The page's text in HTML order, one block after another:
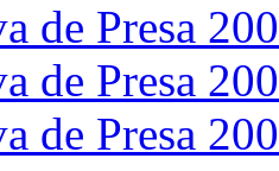
de Presa
de Presa
de Presa